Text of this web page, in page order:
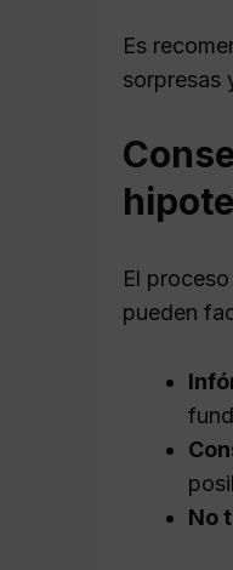
Es
sorpresas
El
pueden
No